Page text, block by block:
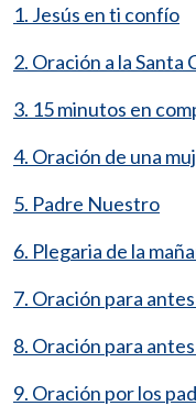
1. Jesús en ti confío
2. Oración a la Santa
3. 15 minutos en
4. Oración de una
5. Padre Nuestro
6. Plegaria de la
7. Oración para
8. Oración para
9. Oración por los